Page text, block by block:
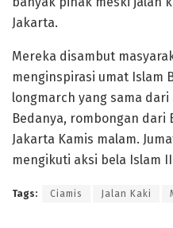
Jakarta.
Mereka disambut
menginspirasi umat Islam
longmarch yang sama dari
Bedanya, rombongan dari
Jakarta Kamis malam.
mengikuti aksi bela Islam
Tags: Ciamis Jalan Kaki